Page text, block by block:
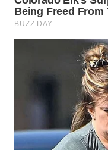
Wahana
Media
Group
WAHANA
WAHANA